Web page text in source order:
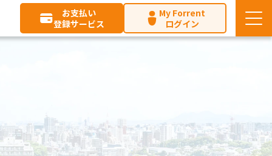
お支払い
登録サービス
My Forrent
ログイン